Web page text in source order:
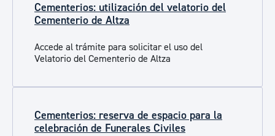
Cementerios: utilización del velatorio del
Cementerio de Altza
Accede al trámite para solicitar el uso del
Velatorio del Cementerio de Altza
Cementerios: reserva de espacio para la
celebración de Funerales Civiles